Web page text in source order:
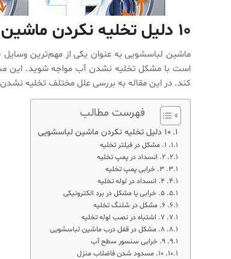
۱۰ دلیل تخلیه نکردن ماشین لباسشویی
ماشین لباسشویی به عنوان یکی از مهم‌ترین
است با مشکل تخلیه نشدن آب مواجه شوید. این
کند. در این مقاله به بررسی علل مختلف تخلیه
فهرست مطالب
۱۰ دلیل تخلیه نکردن ماشین لباسشویی
۱. مشکل در فیلتر تخلیه
۲. انسداد در پمپ تخلیه
۳. خرابی پمپ تخلیه
۴. انسداد در لوله تخلیه
۵. خرابی یا مشکل در برد الکترونیکی
۶. مشکل در شلنگ تخلیه
۷. اشتباه در نصب لوله تخلیه
۸. مشکل در قفل درب ماشین لباسشویی
۹. خرابی سنسور سطح آب
۱۰. مسدود شدن فاضلاب منزل